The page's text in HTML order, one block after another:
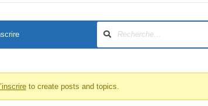
to create posts and topics.